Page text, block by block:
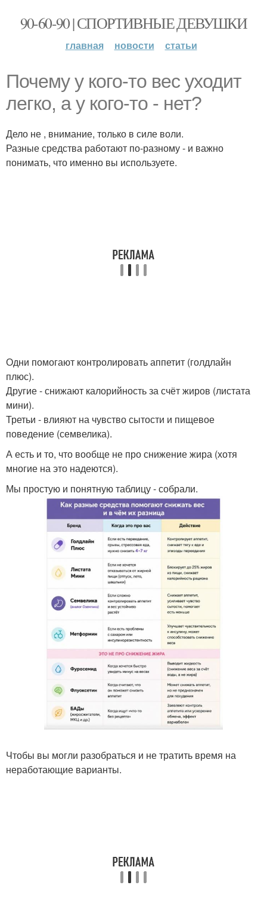
90-60-90 | СПОРТИВНЫЕ ДЕВУШКИ
главная новости статьи
Почему у кого-то вес уходит
легко, а у кого-то - нет?
Дело не , внимание, только в силе воли.
Разные средства работают по-разному - и важно
понимать, что именно вы используете.
Одни помогают контролировать аппетит (голдлайн
плюс).
Другие - снижают калорийность за счёт жиров (листата
мини).
Третьи - влияют на чувство сытости и пищевое
поведение (семвелика).
А есть и то, что вообще не про снижение жира (хотя
многие на это надеются).
Мы простую и понятную таблицу - собрали.
Чтобы вы могли разобраться и не тратить время на
неработающие варианты.